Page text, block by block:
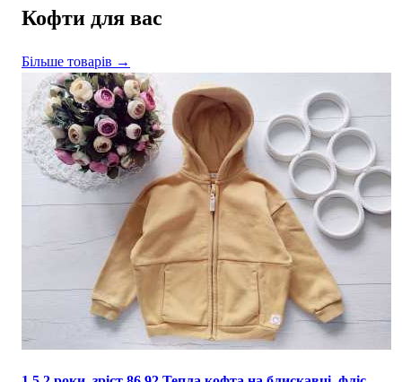
Кофти для вас
Більше товарів →